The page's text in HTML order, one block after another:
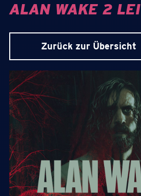
ALAN WAKE 2
Zurück zur Übersicht